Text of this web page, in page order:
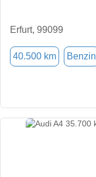
Erfurt, 99099
40.500 km Benzin